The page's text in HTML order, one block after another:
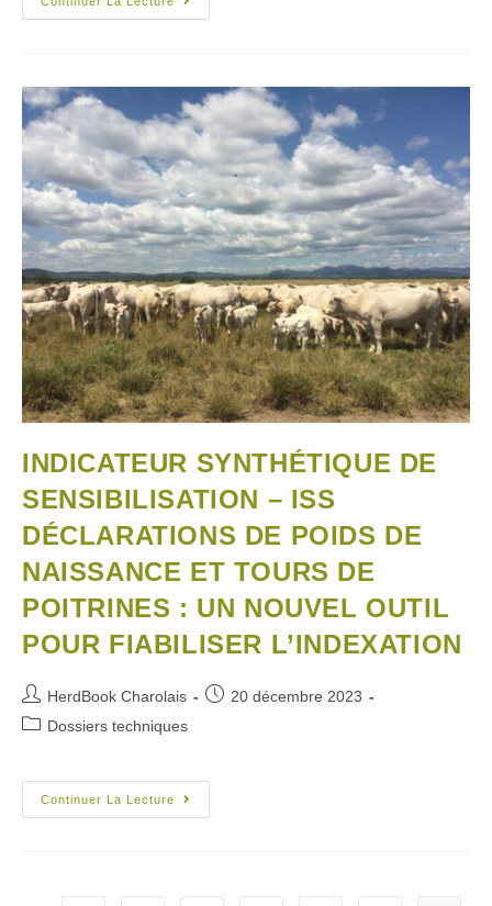
INDICATEUR SYNTHÉTIQUE DE
SENSIBILISATION – ISS
DÉCLARATIONS DE POIDS DE
NAISSANCE ET TOURS DE
POITRINES : UN NOUVEL OUTIL
POUR FIABILISER L’INDEXATION
HerdBook Charolais
20 décembre 2023
Dossiers techniques
Continuer La Lecture